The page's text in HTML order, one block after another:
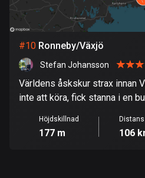
Guatemala
316 rutter
Guernsey
2 rutter
Guinea
7 rutter
Guyana
#10 Ronneby/Växjö
Stefan Johansson
Världens åskskur strax innan
inte att köra, fick stanna i en
Höjdskillnad
177 m
Distans
106